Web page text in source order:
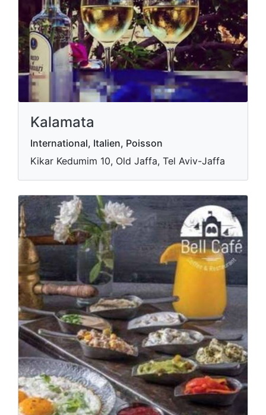
Kalamata
International, Italien, Poisson
Kikar Kedumim 10, Old Jaffa, Tel Aviv-Jaffa